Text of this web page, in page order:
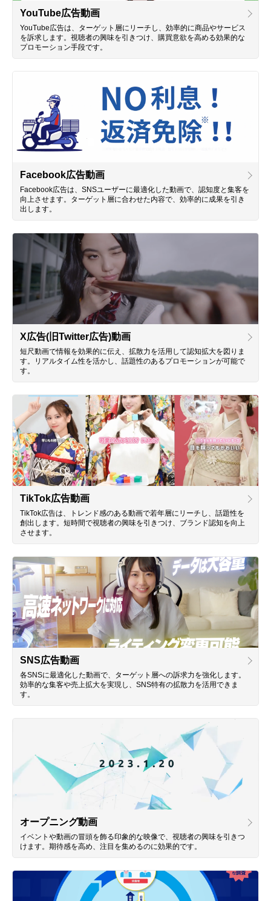
YouTube広告動画
YouTube広告は、ターゲット層にリーチし、効率的に商品やサービス
を訴求します。視聴者の興味を引きつけ、購買意欲を高める効果的な
プロモーション手段です。
Facebook広告動画
Facebook広告は、SNSユーザーに最適化した動画で、認知度と集客を
向上させます。ターゲット層に合わせた内容で、効率的に成果を引き
出します。
X広告(旧Twitter広告)動画
短尺動画で情報を効果的に伝え、拡散力を活用して認知拡大を図りま
す。リアルタイム性を活かし、話題性のあるプロモーションが可能で
す。
TikTok広告動画
TikTok広告は、トレンド感のある動画で若年層にリーチし、話題性を
創出します。短時間で視聴者の興味を引きつけ、ブランド認知を向上
させます。
SNS広告動画
各SNSに最適化した動画で、ターゲット層への訴求力を強化します。
効率的な集客や売上拡大を実現し、SNS特有の拡散力を活用できま
す。
オープニング動画
イベントや動画の冒頭を飾る印象的な映像で、視聴者の興味を引きつ
けます。期待感を高め、注目を集めるのに効果的です。